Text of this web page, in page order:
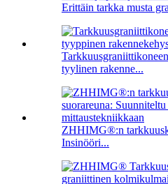
Erittäin tarkka musta
tyylinen rakenne...
ZHHIMG®:n
Insinööri...